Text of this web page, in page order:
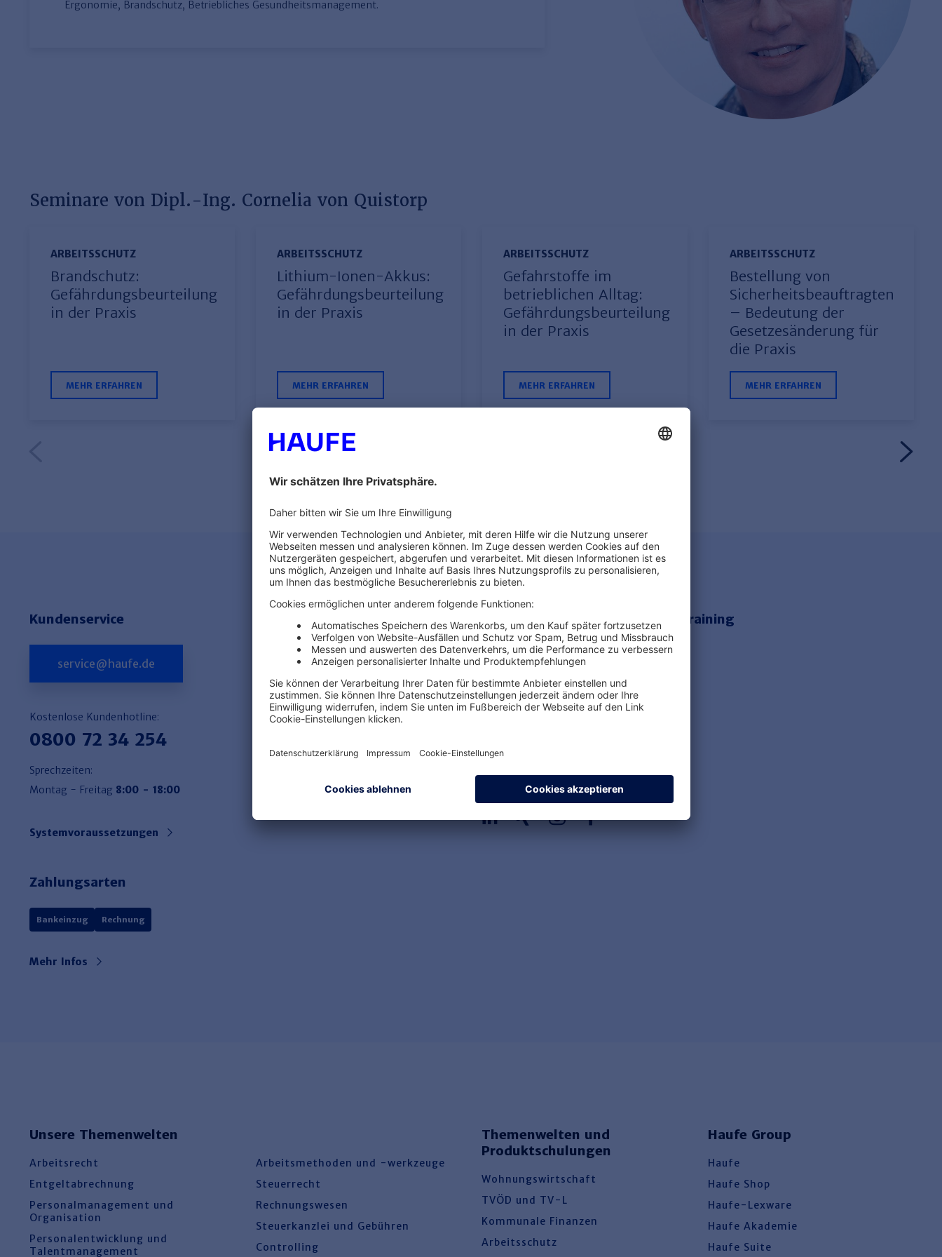
Ergonomie, Brandschutz, Betriebliches Gesundheitsmanagement.
Seminare von Dipl.-Ing. Cornelia von Quistorp
ARBEITSSCHUTZ
Brandschutz:
Gefährdungsbeurteilung
in der Praxis
MEHR ERFAHREN
ARBEITSSCHUTZ
Lithium-Ionen-Akkus:
Gefährdungsbeurteilung
in der Praxis
MEHR ERFAHREN
ARBEITSSCHUTZ
Gefahrstoffe im
betrieblichen Alltag:
Gefährdungsbeurteilung
in der Praxis
MEHR ERFAHREN
ARBEITSSCHUTZ
Bestellung von
Sicherheitsbeauftragten
– Bedeutung der
Gesetzesänderung für
die Praxis
MEHR ERFAHREN
Ihre Vorteile von Haufe Onlinetraining
Einfache Buchung
Sofort verfügbar
Rechtssichere Produkte
Folgen Sie uns!
Kundenservice
service@haufe.de
Kostenlose Kundenhotline:
0800 72 34 254
Sprechzeiten:
Montag - Freitag 8:00 - 18:00
Systemvoraussetzungen
Zahlungsarten
Bankeinzug Rechnung
Mehr Infos
Unsere Themenwelten
Arbeitsrecht
Entgeltabrechnung
Personalmanagement und
Organisation
Personalentwicklung und
Talentmanagement
Arbeitsmethoden und -werkzeuge
Steuerrecht
Rechnungswesen
Steuerkanzlei und Gebühren
Controlling
Themenwelten und
Produktschulungen
Wohnungswirtschaft
TVÖD und TV-L
Kommunale Finanzen
Arbeitsschutz
Haufe Group
Haufe
Haufe Shop
Haufe-Lexware
Haufe Akademie
Haufe Suite